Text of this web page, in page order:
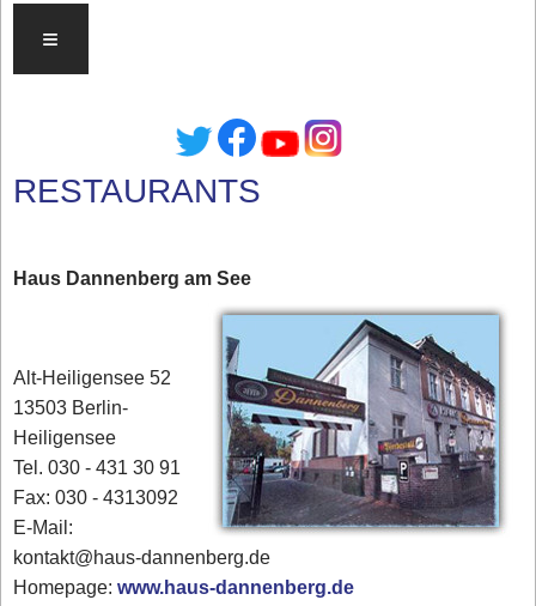
≡
RESTAURANTS
Haus Dannenberg am See
Alt-Heiligensee 52
13503 Berlin-
Heiligensee
Tel. 030 - 431 30 91‎
Fax: 030 - 4313092
E-Mail:
kontakt@haus-dannenberg.de
Homepage:www.haus-dannenberg.de